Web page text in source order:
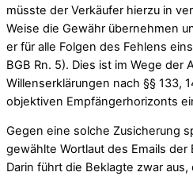
müsste der Verkäufer hierzu in
Weise die Gewähr übernehmen
er für alle Folgen des Fehlens
BGB Rn. 5). Dies ist im Wege der
Willenserklärungen nach §§ 133,
objektiven Empfängerhorizonts
Gegen eine solche Zusicherung
gewählte Wortlaut des Emails der
Darin führt die Beklagte zwar